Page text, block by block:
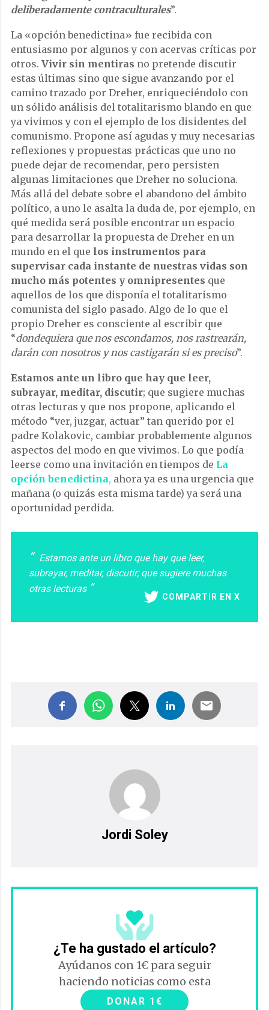
deliberadamente contraculturales”.
La «opción benedictina» fue recibida con
entusiasmo por algunos y con acervas críticas por
otros. Vivir sin mentiras no pretende discutir
estas últimas sino que sigue avanzando por el
camino trazado por Dreher, enriqueciéndolo con
un sólido análisis del totalitarismo blando en que
ya vivimos y con el ejemplo de los disidentes del
comunismo. Propone así agudas y muy necesarias
reflexiones y propuestas prácticas que uno no
puede dejar de recomendar, pero persisten
algunas limitaciones que Dreher no soluciona.
Más allá del debate sobre el abandono del ámbito
político, a uno le asalta la duda de, por ejemplo, en
qué medida será posible encontrar un espacio
para desarrollar la propuesta de Dreher en un
mundo en el que los instrumentos para
supervisar cada instante de nuestras vidas son
mucho más potentes y omnipresentes que
aquellos de los que disponía el totalitarismo
comunista del siglo pasado. Algo de lo que el
propio Dreher es consciente al escribir que
“dondequiera que nos escondamos, nos rastrearán,
darán con nosotros y nos castigarán si es preciso”.
Estamos ante un libro que hay que leer,
subrayar, meditar, discutir; que sugiere muchas
otras lecturas y que nos propone, aplicando el
método “ver, juzgar, actuar” tan querido por el
padre Kolakovic, cambiar probablemente algunos
aspectos del modo en que vivimos. Lo que podía
leerse como una invitación en tiempos de La
opción benedictina, ahora ya es una urgencia que
mañana (o quizás esta misma tarde) ya será una
oportunidad perdida.
Estamos ante un libro que hay que leer,
subrayar, meditar, discutir; que sugiere muchas
otras lecturas
COMPARTIR EN X
Jordi Soley
¿Te ha gustado el artículo?
Ayúdanos con 1€ para seguir
haciendo noticias como esta
DONAR 1€